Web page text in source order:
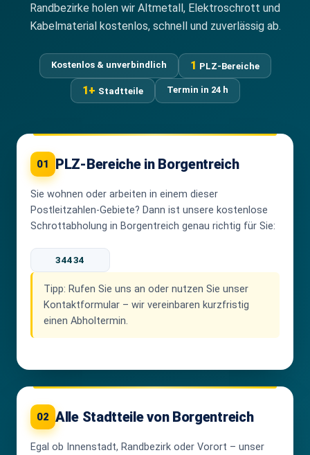
Randbezirke holen wir Altmetall, Elektroschrott und
Kabelmaterial kostenlos, schnell und zuverlässig ab.
Kostenlos & unverbindlich 1 PLZ-Bereiche
1+ Stadtteile Termin in 24 h
01 PLZ-Bereiche in Borgentreich
Sie wohnen oder arbeiten in einem dieser
Postleitzahlen-Gebiete? Dann ist unsere kostenlose
Schrottabholung in Borgentreich genau richtig für Sie:
34434
Tipp: Rufen Sie uns an oder nutzen Sie unser
Kontaktformular – wir vereinbaren kurzfristig
einen Abholtermin.
02 Alle Stadtteile von Borgentreich
Egal ob Innenstadt, Randbezirk oder Vorort – unser